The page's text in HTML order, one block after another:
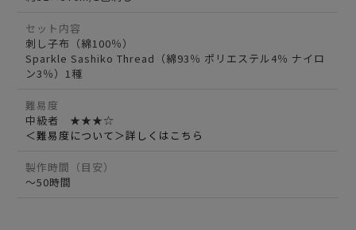
セット内容
刺し子布（綿100％）
Sparkle Sashiko Thread（綿93％ ポリエステル4％ ナイロ
ン3％）1種
難易度
中級者 ★★★☆
＜難易度について＞詳しくはこちら
製作時間（目安）
～50時間